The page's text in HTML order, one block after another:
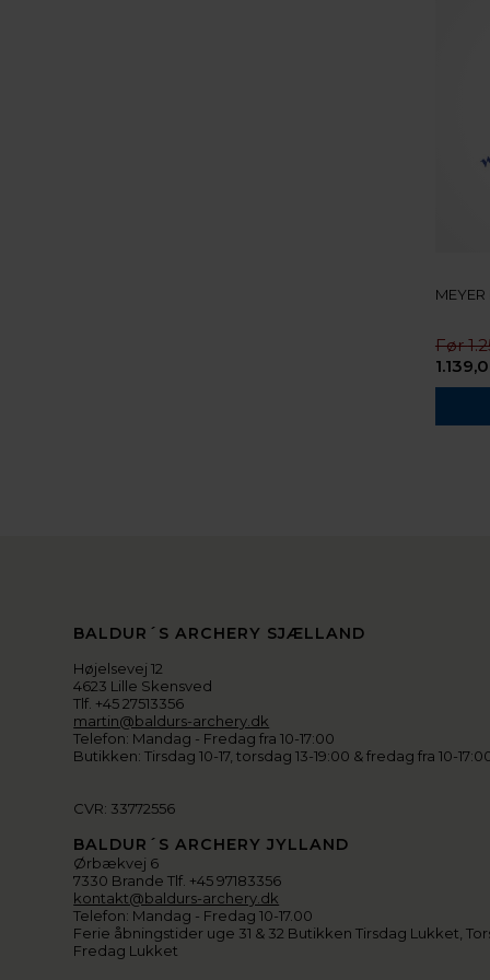
MEYER
BALDUR´S ARCHERY SJÆLLAND
Højelsevej 12
4623 Lille Skensved
Tlf. +45 27513356
martin@baldurs-archery.dk
Telefon: Mandag - Fredag fra 10-17:00
Butikken: Tirsdag 10-17, torsdag 13-19:00 & fredag fra 10-
CVR: 33772556
BALDUR´S ARCHERY JYLLAND
Ørbækvej 6
7330 Brande Tlf. +45 97183356
kontakt@baldurs-archery.dk
Telefon: Mandag - Fredag 10-17.00
Ferie åbningstider uge 31 & 32 Butikken Tirsdag Lukket,
Fredag Lukket